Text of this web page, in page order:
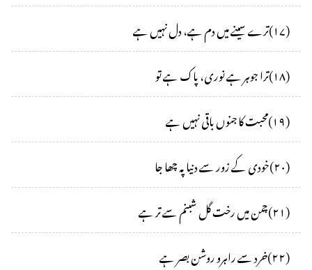
(۱۷)ترے سینے میں دم ہے، دل نہیں ہے
(۱۸)ترا جوہر ہے نوری، پاک ہے تو
(۱۹)محبت کا جنوں باقی نہیں ہے
(۲۰)خودی کے زور سے دنیا پہ چھا جا
(۲۱)چمن میں رخت گل شبنم سے تر ہے
(۲۲)خرد سے راہرو روشن بصر ہے